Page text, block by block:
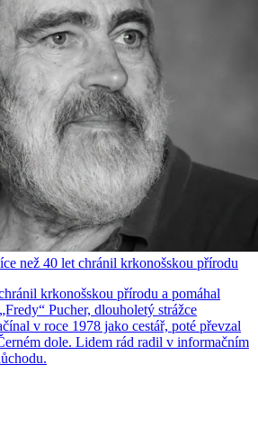
než 40 let chránil krkonošskou přírodu
krkonošskou přírodu a pomáhal
Pucher, dlouholetý strážce
v roce 1978 jako cestář, poté převzal
dole. Lidem rád radil v informačním